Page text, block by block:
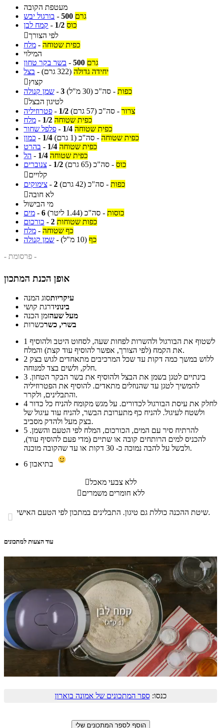
מעטפת הקובה
בורגול יבש - 500 גרם
קמח לבן - 1/2 כוס
לפי הצורך
מלח - כפית שטוחה
המילוי
בשר בקר טחון - 500 גרם
בצל - יחידה גדולה (322 גרם)
קצוץ
שמן קנולה - 3 כפות - סה"כ (30 מ"ל)
לטיגון הבצל
פטרוזיליה - 1/2 צרור - סה"כ (57 גרם)
מלח - 1/2 כפית שטוחה
פלפל שחור - 1/4 כפית שטוחה
כמון - 1/4 כפית שטוחה - סה"כ (1 גרם)
בהרט - 1/4 כפית שטוחה
הל - 1/4 כפית שטוחה
צנוברים - 1/2 כוס - סה"כ (65 גרם)
קלויים
צימוקים - 2 כפות - סה"כ (42 גרם)
לא חובה
מי הבישול
מים - 6 כוסות - סה"כ (1.44 ליטר)
כורכום - 2 כפות שטוחות
מלח - כף שטוחה
שמן קנולה - כף (10 מ"ל)
- פרסומת -
אופן הכנת המתכון
עיקריותסוג המנה
בינונידרגת קושי
מעל שעהזמן הכנה
בשרי, כשרכשרות
1
את הקמח (לפי הצורך, אפשר להוסיף עוד קצת) והמלח.
2
חלק, ולשים בצד למנוחה.
3
להמשיך לטגן עד שהנוזלים מתאדים. להוסיף את הפטרוזיליה
והתבלינים, ולקרר.
4
ולשטח לעיגול. להניח כף מתערובת הבשר, להניח עוד עיגול של
בצק מעל ולהדק מסביב.
5
להכניס למים הרותחים קובה או שתיים (מדי פעם להוסיף עוד),
ולבשל על להבה נמוכה כ- 30 דקות או עד שהקובה מוכנה.
6
ללא צבעי מאכל
ללא חומרים משמרים
 שיטת ההכנה כוללת גם טיגון. התבלינים במתכון לפי הטעם האישי.
עוד הצעות למתכונים
כנסו:ספר המתכונים של אמונה בוארון